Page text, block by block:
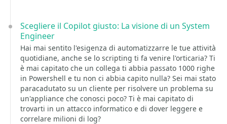
Scegliere il Copilot giusto: La visione di un System
Engineer
Hai mai sentito l'esigenza di automatizzarre le tue attività
quotidiane, anche se lo scripting ti fa venire l'orticaria? Ti
è mai capitato che un collega ti abbia passato 1000 righe
in Powershell e tu non ci abbia capito nulla? Sei mai stato
paracadutato su un cliente per risolvere un problema su
un'appliance che conosci poco? Ti è mai capitato di
trovarti in un attacco informatico e di dover leggere e
correlare milioni di log?